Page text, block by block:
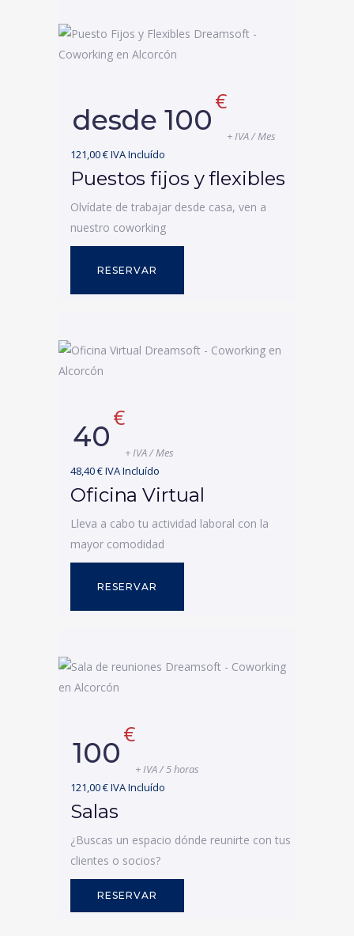
desde 100
€
+ IVA / Mes
121,00 € IVA Incluído
Puestos fijos y flexibles
Olvídate de trabajar desde casa, ven a
nuestro coworking
RESERVAR
40
€
+ IVA / Mes
48,40 € IVA Incluído
Oficina Virtual
Lleva a cabo tu actividad laboral con la
mayor comodidad
RESERVAR
100
€
+ IVA / 5 horas
121,00 € IVA Incluído
Salas
¿Buscas un espacio dónde reunirte con tus
clientes o socios?
RESERVAR